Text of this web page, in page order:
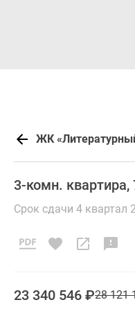
ЖК
3-комн. квартира,
Срок сдачи 4 квартал
23 340 546 ₽28 121